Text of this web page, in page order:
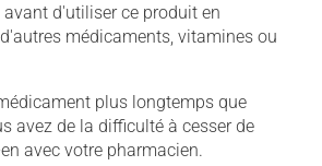
d'utiliser ce produit en
médicaments, vitamines ou
plus longtemps que
avez de la difficulté à cesser de
avec votre pharmacien.